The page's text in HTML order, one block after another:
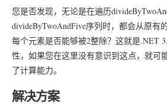
您是否发现，无论是在遍历
divideByTwoAndFive序列时，都会从原有
每个元素是否能够被2整除？这就是.NET
性，如果您在这里没有意识到这点，就可
了计算能力。
解决方案